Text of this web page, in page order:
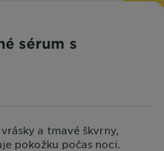
sérum s
a tmavé škvrny,
pokožku počas noci.